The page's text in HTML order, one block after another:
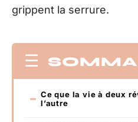
grippent la serrure.
Ce que la vie à deux
l’autre